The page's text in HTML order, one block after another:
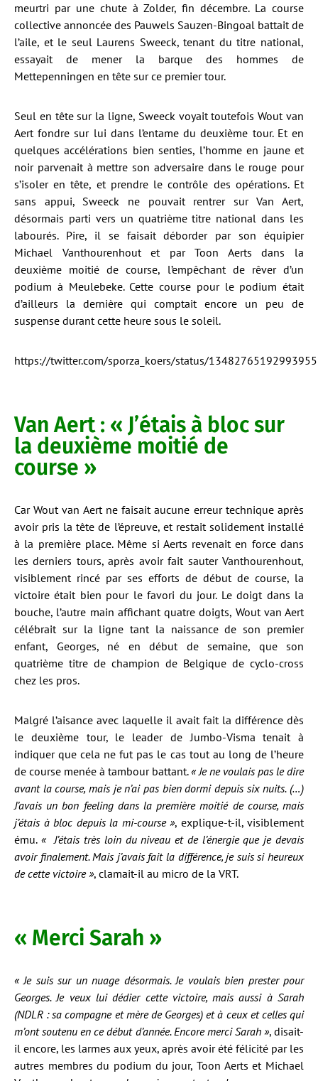
meurtri par une chute à Zolder, fin décembre. La course
collective annoncée des Pauwels Sauzen-Bingoal battait de
l’aile, et le seul Laurens Sweeck, tenant du titre national,
essayait de mener la barque des hommes de
Mettepenningen en tête sur ce premier tour.
Seul en tête sur la ligne, Sweeck voyait toutefois Wout van
Aert fondre sur lui dans l’entame du deuxième tour. Et en
quelques accélérations bien senties, l’homme en jaune et
noir parvenait à mettre son adversaire dans le rouge pour
s’isoler en tête, et prendre le contrôle des opérations. Et
sans appui, Sweeck ne pouvait rentrer sur Van Aert,
désormais parti vers un quatrième titre national dans les
labourés. Pire, il se faisait déborder par son équipier
Michael Vanthourenhout et par Toon Aerts dans la
deuxième moitié de course, l’empêchant de rêver d’un
podium à Meulebeke. Cette course pour le podium était
d’ailleurs la dernière qui comptait encore un peu de
suspense durant cette heure sous le soleil.
https://twitter.com/sporza_koers/status/
Van Aert : « J’étais à bloc sur
la deuxième moitié de
course »
Car Wout van Aert ne faisait aucune erreur technique après
avoir pris la tête de l’épreuve, et restait solidement installé
à la première place. Même si Aerts revenait en force dans
les derniers tours, après avoir fait sauter Vanthourenhout,
visiblement rincé par ses efforts de début de course, la
victoire était bien pour le favori du jour. Le doigt dans la
bouche, l’autre main affichant quatre doigts, Wout van Aert
célébrait sur la ligne tant la naissance de son premier
enfant, Georges, né en début de semaine, que son
quatrième titre de champion de Belgique de cyclo-cross
chez les pros.
Malgré l’aisance avec laquelle il avait fait la différence dès
le deuxième tour, le leader de Jumbo-Visma tenait à
indiquer que cela ne fut pas le cas tout au long de l’heure
de course menée à tambour battant.« Je ne voulais pas le dire
avant la course, mais je n’ai pas bien dormi depuis six nuits. (…)
J’avais un bon feeling dans la première moitié de course, mais
j’étais à bloc depuis la mi-course », explique-t-il, visiblement
ému. «J’étais très loin du niveau et de l’énergie que je devais
avoir finalement. Mais j’avais fait la différence, je suis si heureux
de cette victoire », clamait-il au micro de la VRT.
« Merci Sarah »
« Je suis sur un nuage désormais. Je voulais bien prester pour
Georges. Je veux lui dédier cette victoire, mais aussi à Sarah
(NDLR : sa compagne et mère de Georges) et à ceux et celles qui
m’ont soutenu en ce début d’année. Encore merci Sarah », disait-
il encore, les larmes aux yeux, après avoir été félicité par les
autres membres du podium du jour, Toon Aerts et Michael